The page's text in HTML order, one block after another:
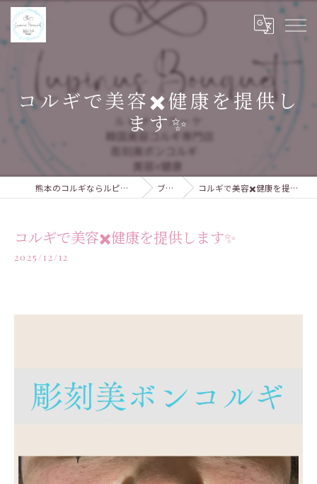
コルギで美容✖️健康を提供し
ます✨
熊本のコルギならルピナスブーケ ブログ コルギで美容✖️健康を提供します✨
コルギで美容✖️健康を提供します✨
2025/12/12